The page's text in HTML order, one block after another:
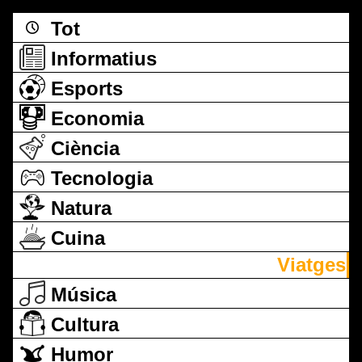
Tot
Informatius
Esports
Economia
Ciència
Tecnologia
Natura
Cuina
Viatges
Música
Cultura
Humor